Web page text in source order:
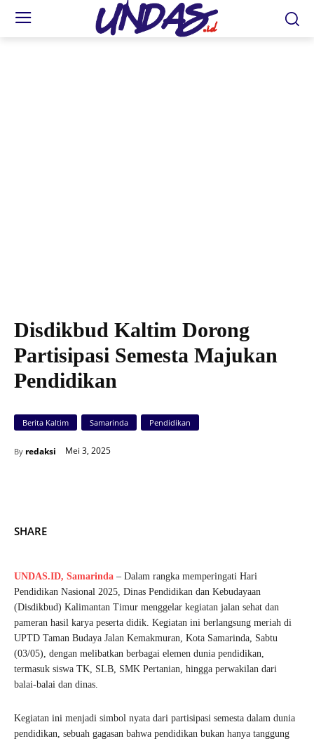
Disdikbud Kaltim Dorong
Partisipasi Semesta Majukan
Pendidikan
Berita Kaltim Samarinda Pendidikan
By redaksi Mei 3, 2025
SHARE
UNDAS.ID, Samarinda – Dalam rangka memperingati Hari
Pendidikan Nasional 2025, Dinas Pendidikan dan Kebudayaan
(Disdikbud) Kalimantan Timur menggelar kegiatan jalan sehat dan
pameran hasil karya peserta didik. Kegiatan ini berlangsung meriah di
UPTD Taman Budaya Jalan Kemakmuran, Kota Samarinda, Sabtu
(03/05), dengan melibatkan berbagai elemen dunia pendidikan,
termasuk siswa TK, SLB, SMK Pertanian, hingga perwakilan dari
balai-balai dan dinas.
Kegiatan ini menjadi simbol nyata dari partisipasi semesta dalam dunia
pendidikan, sebuah gagasan bahwa pendidikan bukan hanya tanggung